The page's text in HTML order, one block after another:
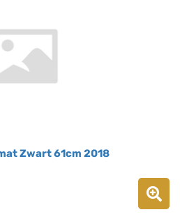
Zwart 61cm 2018